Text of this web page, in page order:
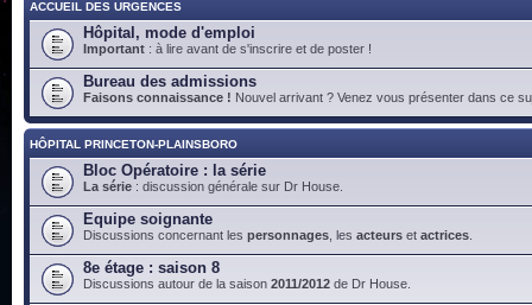
ACCUEIL DES URGENCES
Hôpital, mode d'emploi
Important : à lire avant de s'inscrire et de poster !
Bureau des admissions
Faisons connaissance ! Nouvel arrivant ? Venez vous présenter dans ce
HÔPITAL PRINCETON-PLAINSBORO
Bloc Opératoire : la série
La série : discussion générale sur Dr House.
Equipe soignante
Discussions concernant les personnages , les acteurs et actrices
8e étage : saison 8
Discussions autour de la saison 2011/2012 de Dr House.